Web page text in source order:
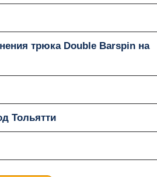
трюка Double Barspin на
Тольятти